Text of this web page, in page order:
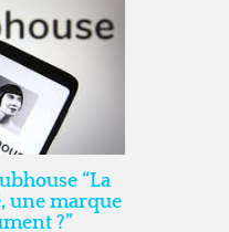
“La
une marque
?”